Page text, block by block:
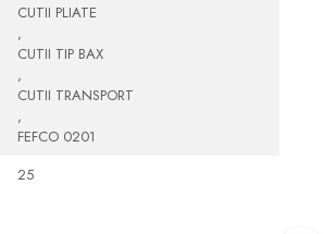
CUTII PLIATE
,
CUTII TIP BAX
,
CUTII TRANSPORT
,
FEFCO 0201
25